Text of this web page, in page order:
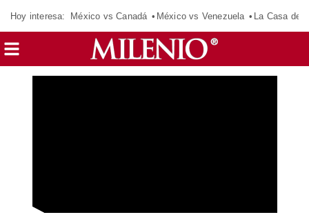
Hoy interesa: México vs Canadá México vs Venezuela La Casa de